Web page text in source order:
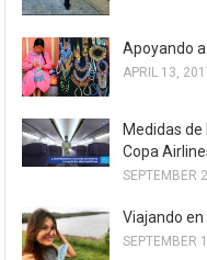
Apoyando
APRIL 13,
Medidas
Copa
SEPTEMBER
Viajando
SEPTEMBER